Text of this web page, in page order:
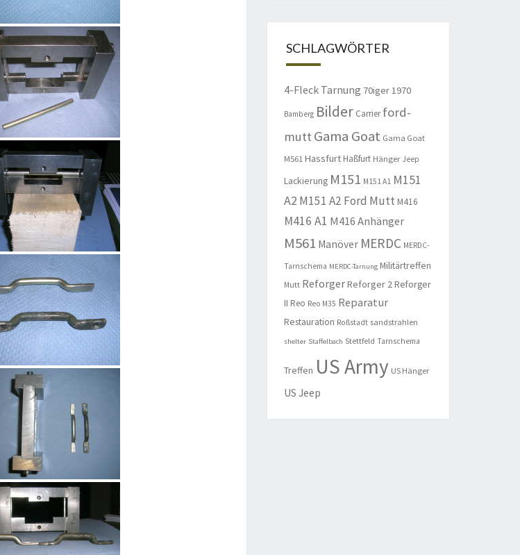
SCHLAGWÖRTER
4-Fleck Tarnung 70iger1970
Bamberg Bilder Carrier ford-
mutt Gama Goat Gama Goat
M561 Hassfurt Haßfurt Hänger Jeep
Lackierung M151 M151 A1 M151
A2 M151 A2 Ford Mutt M416
M416 A1 M416 Anhänger
M561 Manöver MERDC MERDC-
Tarnschema MERDC-Tarnung Militärtreffen
Mutt ReforgerReforger 2Reforger
II Reo Reo M35 Reparatur
Restauration Roßstadt sandstrahlen
shelter Staffelbach Stettfeld Tarnschema
Treffen US Army US Hänger
US Jeep